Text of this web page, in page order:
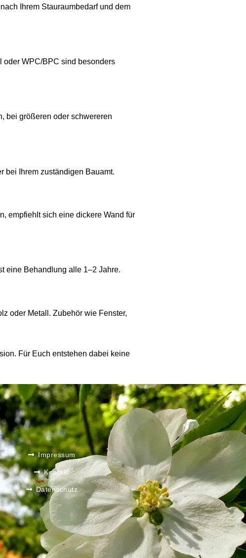
Ihrem Stauraumbedarf und dem
oder WPC/BPC sind besonders
bei größeren oder schwereren
bei Ihrem zuständigen Bauamt.
empfiehlt sich eine dickere Wand für
eine Behandlung alle 1–2 Jahre.
oder Metall. Zubehör wie Fenster,
Für Euch entstehen dabei keine
Impressum
Kontakt
Datenschutz